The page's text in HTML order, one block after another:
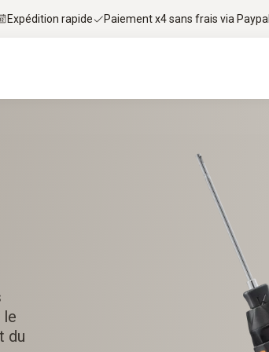
Expédition rapide Paiement x4 sans frais via
le
du